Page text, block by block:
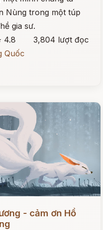
Nùng trong một túp
gia sư.
4.8
3,804 lượt đọc
Quốc
- cảm ơn Hồ